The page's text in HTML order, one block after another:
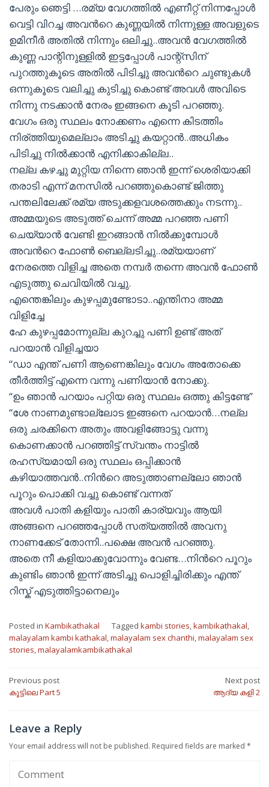
പേരും ഞെട്ടി …രമ്യ വേഗത്തില്‍ എണീറ്റ്‌ നിന്നപ്പോള്‍
വെട്ടി വിറച്ച അവന്‍റെ കുണ്ണയില്‍ നിന്നുള്ള അവളുടെ
ഉമിനീര്‍ അതില്‍ നിന്നും ഒലിച്ചു..അവന്‍ വേഗത്തില്‍
കുണ്ണ പാന്റിനുള്ളില്‍ ഇട്ടപ്പോള്‍ പാന്റ്സിന്
പുറത്തുകൂടെ അതില്‍ പിടിച്ചു അവന്‍റെ ചുണ്ടുകള്‍
ഒന്നുകൂടെ വലിച്ചു കുടിച്ചു കൊണ്ട് അവള്‍ അവിടെ
നിന്നു നടക്കാന്‍ നേരം ഇങ്ങനെ കൂടി പറഞ്ഞു.
വേഗം ഒരു സ്ഥലം നോക്കണം എന്നെ കിടത്തിം
നിര്ത്തിയുമെല്ലാം അടിച്ചു കയറ്റാന്‍..അധികം
പിടിച്ചു നില്‍ക്കാന്‍ എനിക്കാകില്ല..
നല്ല കഴച്ചു മുറ്റിയ നിന്നെ ഞാന്‍ ഇന്ന് ശെരിയാക്കി
തരാടി എന്ന് മനസില്‍ പറഞ്ഞുകൊണ്ട് ജിത്തു
പന്തലിലേക്ക് രമ്യ അടുക്കളവശത്തെക്കും നടന്നു..
അമ്മയുടെ അടുത്ത് ചെന്ന് അമ്മ പറഞ്ഞ പണി
ചെയ്യാന്‍ വേണ്ടി ഇറങ്ങാന്‍ നില്‍ക്കുമ്പോള്‍
അവന്‍റെ ഫോണ്‍ ബെല്ലടിച്ചു..രമ്യയാണ്
നേരത്തെ വിളിച്ച അതെ നമ്പര്‍ തന്നെ അവന്‍ ഫോണ്‍
എടുത്തു ചെവിയില്‍ വച്ചു.
എന്തെങ്കിലും കുഴപ്പമുണ്ടോടാ..എന്തിനാ അമ്മ
വിളിച്ചേ
ഹേ കുഴപ്പമോന്നുല്ല കുറച്ചു പണി ഉണ്ട് അത്
പറയാന്‍ വിളിച്ചയാ
“ഡാ എന്ത് പണി ആണെങ്കിലും വേഗം അതോക്കെ
തീര്‍ത്തിട്ട് എന്നെ വന്നു പണിയാന്‍ നോക്കു.
“ഉം ഞാന്‍ പറയാം പറ്റിയ ഒരു സ്ഥലം ഒത്തു കിട്ടണ്ടേ”
“ശേ നാണമുണ്ടാല്ലോട ഇങ്ങനെ പറയാന്‍…നല്ല
ഒരു ചരക്കിനെ അതും അവളിങ്ങോട്ടു വന്നു
കൊണക്കാന്‍ പറഞ്ഞിട്ട് സ്വന്തം നാട്ടില്‍
രഹസ്യമായി ഒരു സ്ഥലം ഒപ്പിക്കാന്‍
കഴിയാത്തവന്‍..നിന്‍റെ അടുത്താണല്ലോ ഞാന്‍
പൂറും പൊക്കി വച്ചു കൊണ്ട് വന്നത്
അവള്‍ പാതി കളിയും പാതി കാര്യവും ആയി
അങ്ങനെ പറഞ്ഞപ്പോള്‍ സത്യത്തില്‍ അവനു
നാണക്കേട്‌ തോന്നി..പക്ഷെ അവന്‍ പറഞ്ഞു.
അതെ നീ കളിയാക്കുവോന്നും വേണ്ട…നിന്‍റെ പൂറും
കുണ്ടിം ഞാന്‍ ഇന്ന് അടിച്ചു പൊളിച്ചിരിക്കും എന്ത്
റിസ്ക്‌ എടുത്തിട്ടാനെലും
Posted in Kambikathakal Tagged kambi stories,kambikathakal,
malayalam kambi kathakal,malayalam sex chanthi,malayalam sex
stories,malayalamkambikathakal
Post
navigation
Previous post
കൂട്ടിലെ Part 5
Next post
ആദ്യ കളി 2
Leave a Reply
Your email address will not be published. Required fields are marked *